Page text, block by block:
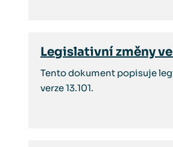
Legislativní změny
Tento dokument popisuje
verze 13.101.